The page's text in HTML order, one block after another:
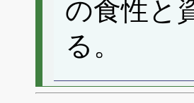
の食性と
る。